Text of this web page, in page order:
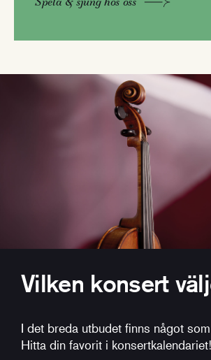
Vilken konsert
I det breda utbudet finns något
Hitta din favorit i konsertkalendariet!